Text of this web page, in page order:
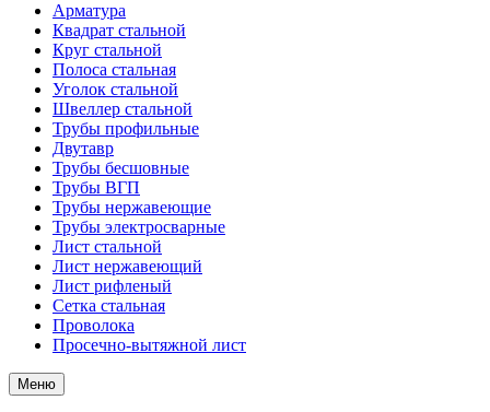
Арматура
Квадрат стальной
Круг стальной
Полоса стальная
Уголок стальной
Швеллер стальной
Трубы профильные
Двутавр
Трубы бесшовные
Трубы ВГП
Трубы нержавеющие
Трубы электросварные
Лист стальной
Лист нержавеющий
Лист рифленый
Сетка стальная
Проволока
Просечно-вытяжной лист
Меню